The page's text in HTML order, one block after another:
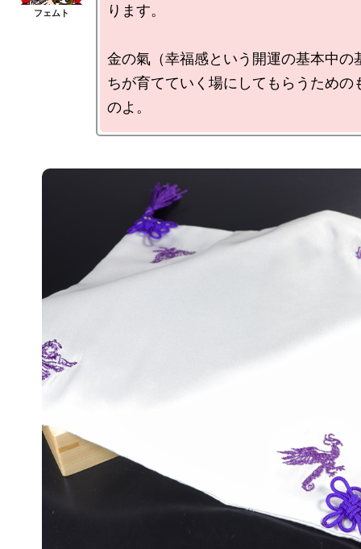
ります。
金の氣（幸福感という開運の基本中の
ちが育てていく場にしてもらうための